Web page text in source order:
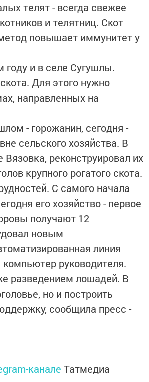
телят - всегда свежее
и телятниц. Скот
повышает иммунитет у
и в селе Сугушлы.
Для этого нужно
направленных на
- горожанин, сегодня -
сельского хозяйства. В
реконструировал их
крупного рогатого скота.
С самого начала
его хозяйство - первое
получают 12
новым
линия
руководителя.
разведением лошадей. В
но и построить
сообщила пресс -
канале Татмедиа